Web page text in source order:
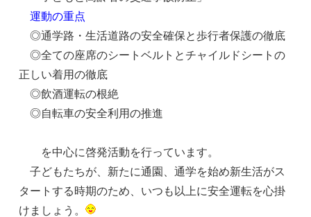
運動の重点
◎通学路・生活道路の安全確保と歩行者保護の徹底
◎全ての座席のシートベルトとチャイルドシートの
正しい着用の徹底
◎飲酒運転の根絶
◎自転車の安全利用の推進
を中心に啓発活動を行っています。
子どもたちが、新たに通園、通学を始め新生活がス
タートする時期のため、いつも以上に安全運転を心掛
けましょう。